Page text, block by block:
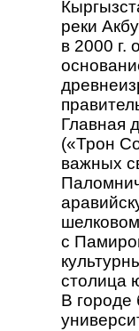
реки
в 2000 г.
Главная
(«Трон
важных
с
столица
В городе